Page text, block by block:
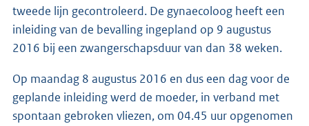
tweede lijn gecontroleerd. De gynaecoloog heeft een
inleiding van de bevalling ingepland op 9 augustus
2016 bij een zwangerschapsduur van dan 38 weken.
Op maandag 8 augustus 2016 en dus een dag voor de
geplande inleiding werd de moeder, in verband met
spontaan gebroken vliezen, om 04.45 uur opgenomen